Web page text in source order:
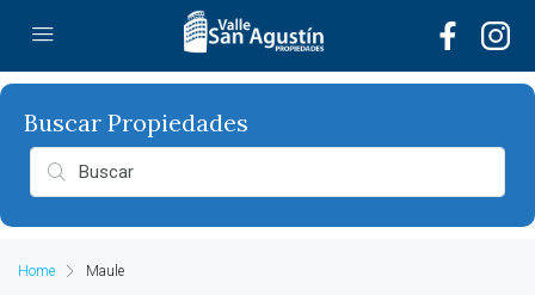
Home Maule